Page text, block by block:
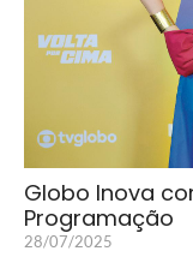
Globo Inova
Programação
28/07/2025